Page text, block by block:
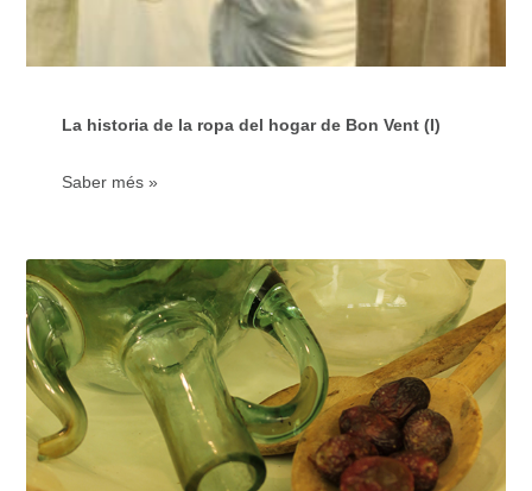
La historia de la ropa del hogar de Bon Vent (I)
Saber més »